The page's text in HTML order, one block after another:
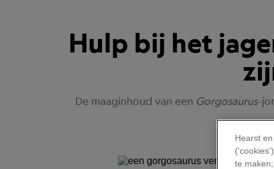
Hulp bij het
De maaginhoud van een Gorgosaurus-
Hearst
te